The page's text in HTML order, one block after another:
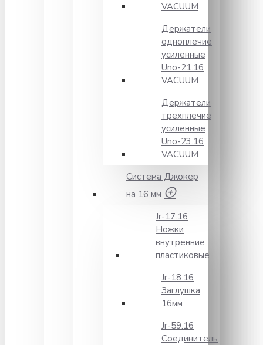
VACUUM
Держатели
одноплечие
усиленные
Uno-21.16
VACUUM
Держатели
трехплечие
усиленные
Unо-23.16
VACUUM
Система Джокер
на 16 мм
Jr-17.16
Ножки
внутренние
пластиковые
Jr-18.16
Заглушка
16мм
Jr-59.16
Соединитель